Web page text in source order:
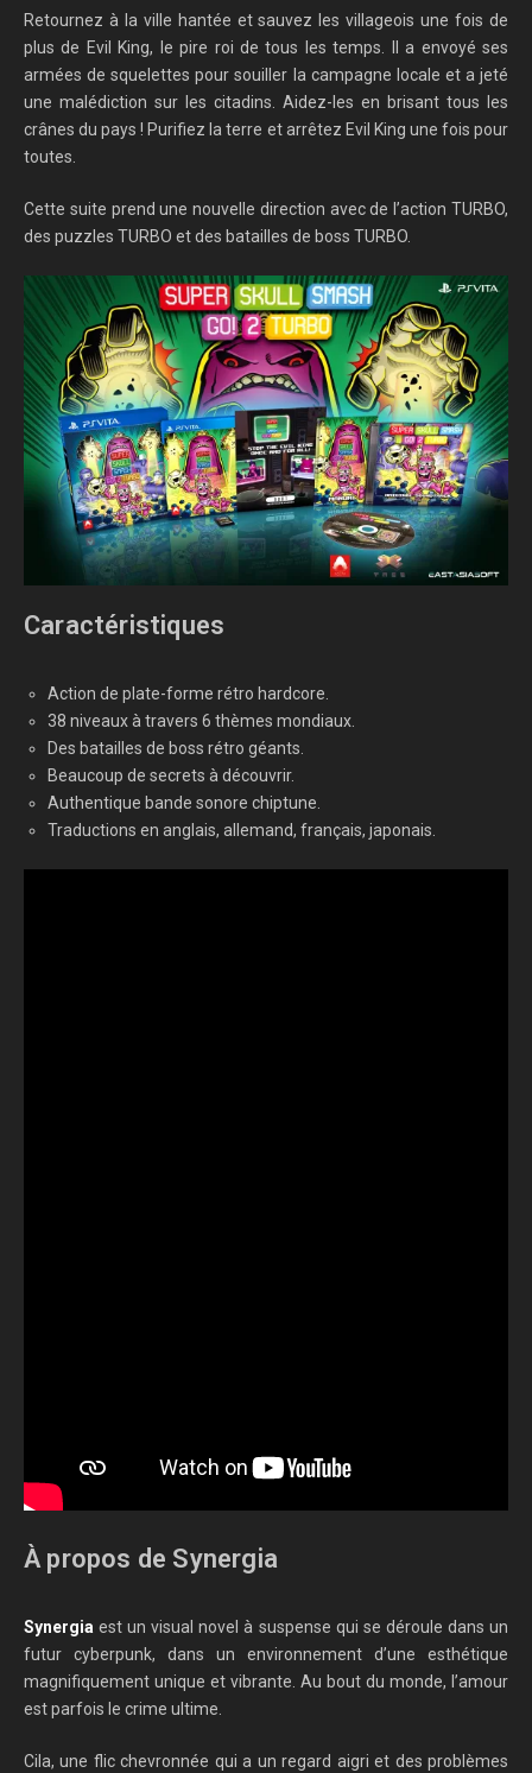
Retournez à la ville hantée et sauvez les villageois une fois de
plus de Evil King, le pire roi de tous les temps. Il a envoyé ses
armées de squelettes pour souiller la campagne locale et a jeté
une malédiction sur les citadins. Aidez-les en brisant tous les
crânes du pays ! Purifiez la terre et arrêtez Evil King une fois pour
toutes.
Cette suite prend une nouvelle direction avec de l’action TURBO,
des puzzles TURBO et des batailles de boss TURBO.
Caractéristiques
Action de plate-forme rétro hardcore.
38 niveaux à travers 6 thèmes mondiaux.
Des batailles de boss rétro géants.
Beaucoup de secrets à découvrir.
Authentique bande sonore chiptune.
Traductions en anglais, allemand, français, japonais.
À propos de Synergia
Synergia est un visual novel à suspense qui se déroule dans un
futur cyberpunk, dans un environnement d’une esthétique
magnifiquement unique et vibrante. Au bout du monde, l’amour
est parfois le crime ultime.
Cila, une flic chevronnée qui a un regard aigri et des problèmes